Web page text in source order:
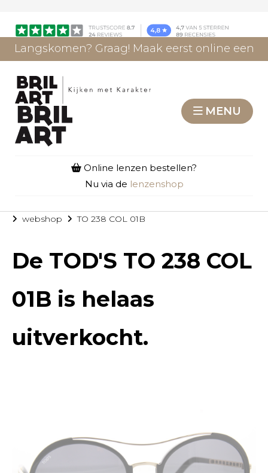
Langskomen? Graag! Maak eerst online een
MENU
Online lenzen bestellen?
Nu via de lenzenshop
webshop TO 238 COL 01B
De TOD'S TO 238 COL
01B is helaas
uitverkocht.